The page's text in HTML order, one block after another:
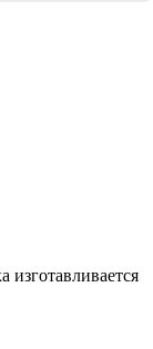
изготавливается